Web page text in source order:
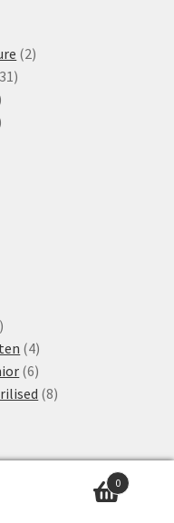
22
31 31
42
produktů
44
produkty
66
produktů
88
0